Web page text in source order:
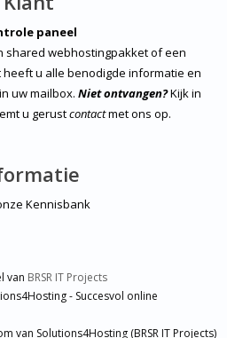
paneel
shared webhostingpakket of een
u alle benodigde informatie en
uw mailbox. Niet ontvangen?Kijk in
u gerustcontactmet ons op.
Kennisbank
van BRSR IT Projects
- Succesvol online
van Solutions4Hosting (BRSR IT Projects)